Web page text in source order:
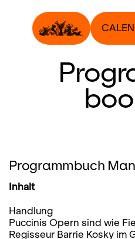
Programmbuch
Inhalt
Handlung
Puccinis Opern sind wie
Regisseur Barrie Kosky im